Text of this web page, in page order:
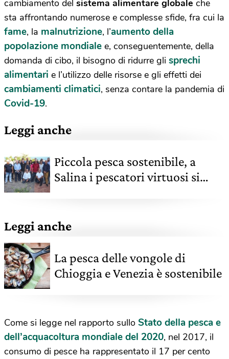
cambiamento del sistema alimentare globale che
sta affrontando numerose e complesse sfide, fra cui la
fame, la malnutrizione, l’aumento della
popolazione mondiale e, conseguentemente, della
domanda di cibo, il bisogno di ridurre gli sprechi
alimentari e l’utilizzo delle risorse e gli effetti dei
cambiamenti climatici, senza contare la pandemia di
Covid-19.
Leggi anche
Piccola pesca sostenibile, a
Salina i pescatori virtuosi si
Leggi anche
La pesca delle vongole di
Chioggia e Venezia è sostenibile
Come si legge nel rapporto sullo Stato della pesca e
dell’acquacoltura mondiale del 2020, nel 2017, il
consumo di pesce ha rappresentato il 17 per cento